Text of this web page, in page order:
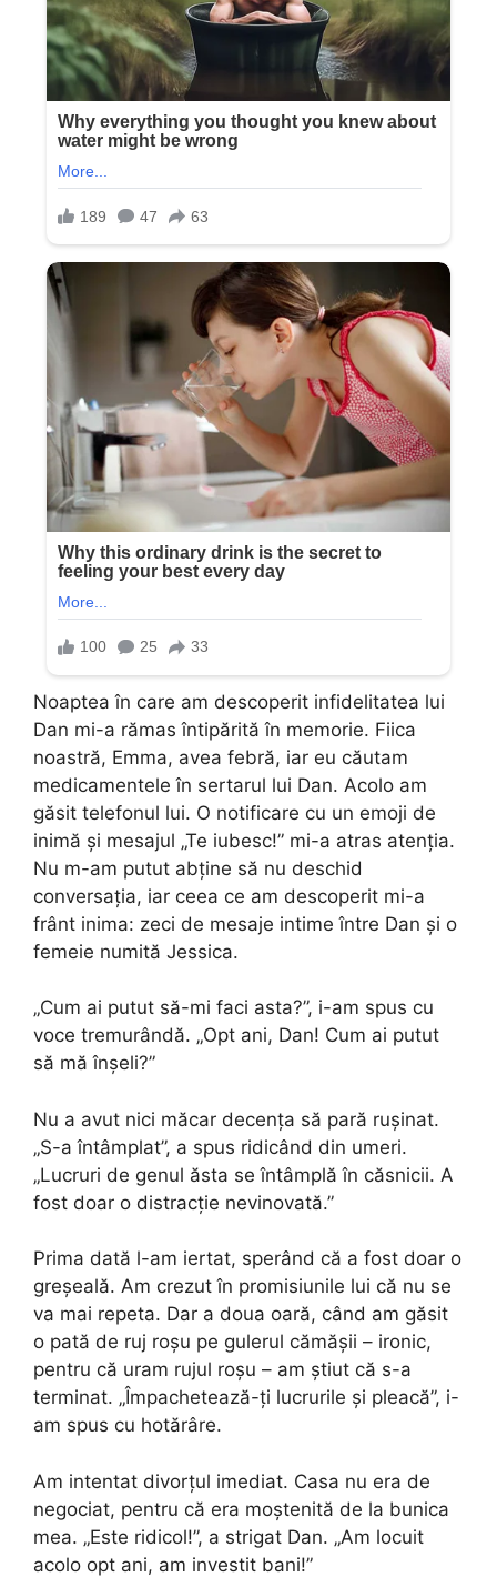
Noaptea în care am descoperit infidelitatea lui
Dan mi-a rămas întipărită în memorie. Fiica
noastră, Emma, avea febră, iar eu căutam
medicamentele în sertarul lui Dan. Acolo am
găsit telefonul lui. O notificare cu un emoji de
inimă și mesajul „Te iubesc!” mi-a atras atenția.
Nu m-am putut abține să nu deschid
conversația, iar ceea ce am descoperit mi-a
frânt inima: zeci de mesaje intime între Dan și o
femeie numită Jessica.
„Cum ai putut să-mi faci asta?”, i-am spus cu
voce tremurândă. „Opt ani, Dan! Cum ai putut
să mă înșeli?”
Nu a avut nici măcar decența să pară rușinat.
„S-a întâmplat”, a spus ridicând din umeri.
„Lucruri de genul ăsta se întâmplă în căsnicii. A
fost doar o distracție nevinovată.”
Prima dată l-am iertat, sperând că a fost doar o
greșeală. Am crezut în promisiunile lui că nu se
va mai repeta. Dar a doua oară, când am găsit
o pată de ruj roșu pe gulerul cămășii – ironic,
pentru că uram rujul roșu – am știut că s-a
terminat. „Împachetează-ți lucrurile și pleacă”, i-
am spus cu hotărâre.
Am intentat divorțul imediat. Casa nu era de
negociat, pentru că era moștenită de la bunica
mea. „Este ridicol!”, a strigat Dan. „Am locuit
acolo opt ani, am investit bani!”